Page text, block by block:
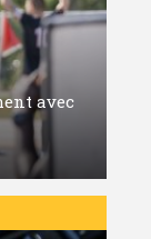
avec